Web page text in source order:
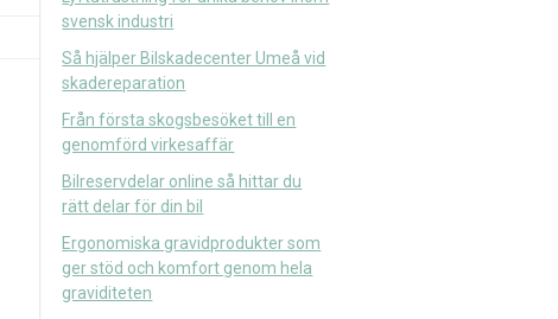
svensk industri
Så hjälper Bilskadecenter Umeå vid
skadereparation
Från första skogsbesöket till en
genomförd virkesaffär
Bilreservdelar online så hittar du
rätt delar för din bil
Ergonomiska gravidprodukter som
ger stöd och komfort genom hela
graviditeten